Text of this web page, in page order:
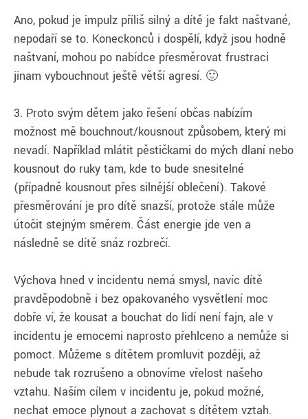
Ano, pokud je impulz příliš silný a dítě je fakt naštvané,
nepodaří se to. Koneckonců i dospělí, když jsou hodně
naštvaní, mohou po nabídce přesměrovat frustraci
jinam vybouchnout ještě větší agresí. 🙂
3. Proto svým dětem jako řešení občas nabízím
možnost mě bouchnout/kousnout způsobem, který mi
nevadí. Například mlátit pěstičkami do mých dlaní nebo
kousnout do ruky tam, kde to bude snesitelné
(případně kousnout přes silnější oblečení). Takové
přesměrování je pro dítě snazší, protože stále může
útočit stejným směrem. Část energie jde ven a
následně se dítě snáz rozbrečí.
Výchova hned v incidentu nemá smysl, navíc dítě
pravděpodobně i bez opakovaného vysvětlení moc
dobře ví, že kousat a bouchat do lidí není fajn, ale v
incidentu je emocemi naprosto přehlceno a nemůže si
pomoct. Můžeme s dítětem promluvit později, až
nebude tak rozrušeno a obnovíme vřelost našeho
vztahu. Naším cílem v incidentu je, pokud možné,
nechat emoce plynout a zachovat s dítětem vztah.